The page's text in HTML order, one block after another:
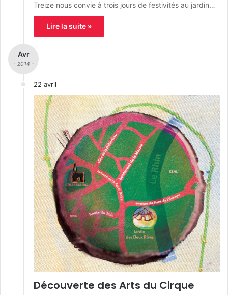
Treize nous convie à trois jours de festivités au jardin…
Lire la suite »
Avr
- 2014 -
22 avril
Découverte des Arts du Cirque